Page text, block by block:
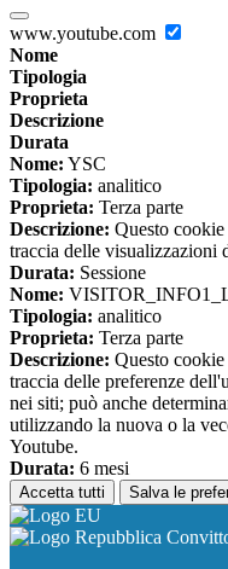
www.youtube.com
Nome
Tipologia
Proprieta
Descrizione
Durata
Nome: YSC
Tipologia: analitico
Proprieta: Terza parte
Descrizione: Questo cookie
traccia delle visualizzazioni
Durata: Sessione
Nome:
Tipologia: analitico
Proprieta: Terza parte
Descrizione: Questo cookie
traccia delle preferenze
nei siti; può anche
utilizzando la nuova o la
Youtube.
Durata: 6 mesi
Accetta tutti Salva le